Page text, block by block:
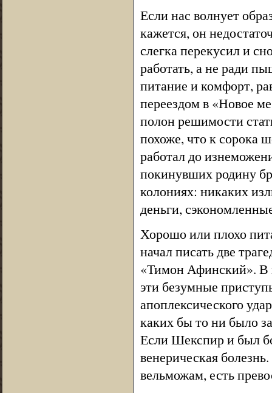
Если нас волнует
кажется, он
слегка перекусил и
работать, а не ради
питание и комфорт,
переездом в «Новое
полон решимости
похоже, что к сорока
работал до
покинувших родину
колониях: никаких
деньги,
Хорошо или плохо
начал писать две
«Тимон Афинский». В
эти безумные
апоплексического
каких бы то ни было
Если Шекспир и был
венерическая
вельможам, есть